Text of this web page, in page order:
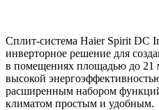
Сплит-система Haier Spirit DC
инверторное решение для
в помещениях площадью до 21
высокой
расширенным набором
климатом простым и удобным.